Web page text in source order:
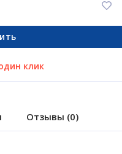
клик
Отзывы (0)